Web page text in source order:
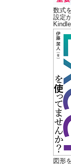
数式
設定
図形